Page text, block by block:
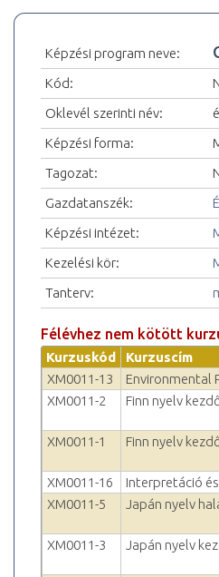
Képzési program neve:
Kód:
Oklevél szerinti név:
Képzési forma:
Tagozat:
Gazdatanszék:
Képzési intézet:
Kezelési kör:
Tanterv:
Félévhez nem kötött
Kurzuskód Kurzuscím
XM0011-13
Environmental
XM0011-2
Finn nyelv
XM0011-1 Finn nyelv
XM0011-16 Interpretáció
XM0011-5
Japán nyelv
XM0011-3 Japán nyelv